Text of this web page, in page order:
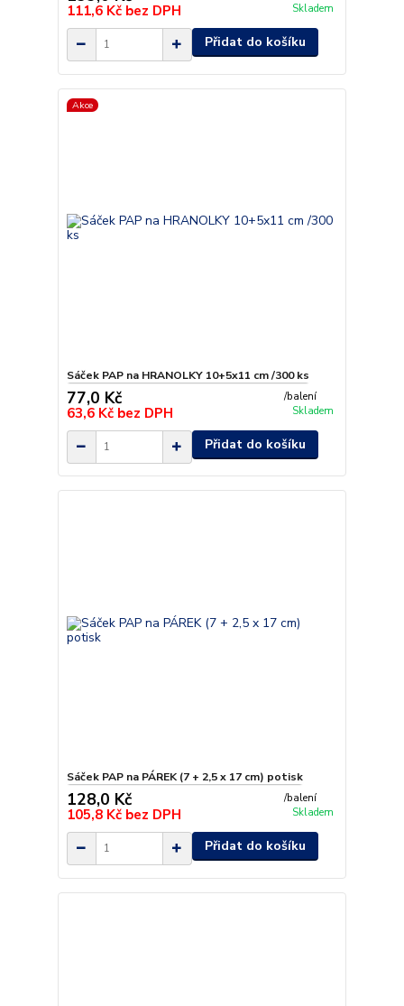
111,6 Kč bez DPH Skladem
Přidat do košíku
Akce
Sáček PAP na HRANOLKY 10+5x11 cm /300 ks
77,0 Kč /balení
63,6 Kč bez DPH Skladem
Přidat do košíku
Sáček PAP na PÁREK (7 + 2,5 x 17 cm) potisk
128,0 Kč /balení
105,8 Kč bez DPH Skladem
Přidat do košíku